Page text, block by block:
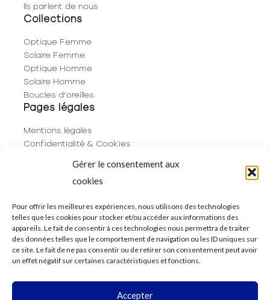
Gérer le consentement aux
cookies
Pour offrir les meilleures expériences, nous utilisons des technologies
telles que les cookies pour stocker et/ou accéder aux informations des
appareils. Le fait de consentir à ces technologies nous permettra de traiter
des données telles que le comportement de navigation ou les ID uniques sur
ce site. Le fait de ne pas consentir ou de retirer son consentement peut avoir
un effet négatif sur certaines caractéristiques et fonctions.
Accepter
Ils parlent de nous
Collections
Optique Femme
Solaire Femme
Optique Homme
Solaire Homme
Boucles d’oreilles
Pages légales
Mentions légales
Confidentialité & Cookies
Politique de cookies (UE)
06 29 53 66 63
01 83 96 73 68
250 Rue de Rivoli
75001 Paris